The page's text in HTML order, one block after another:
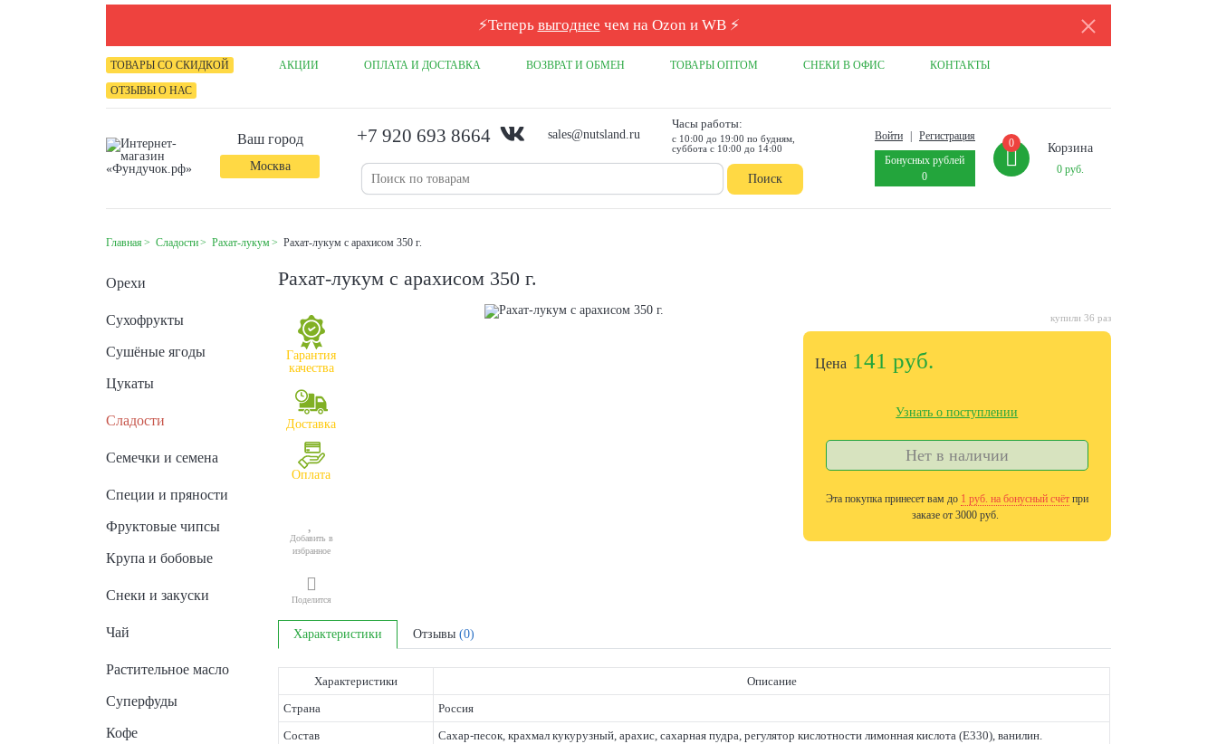
⚡Теперь выгоднее чем на Ozon и WB ⚡
ТОВАРЫ СО СКИДКОЙ АКЦИИ ОПЛАТА И ДОСТАВКА ВОЗВРАТ И ОБМЕН ТОВАРЫ ОПТОМ СНЕКИ В ОФИС
КОНТАКТЫ
ОТЗЫВЫ О НАС
Ваш город
Москва
+7 920 693 8664 sales@nutsland.ru
Часы работы:
с 10:00 до 19:00 по будням,
суббота с 10:00 до 14:00
Поиск
Войти
Регистрация
Бонусных рублей
0
0 Корзина
0руб.
Главная Сладости Рахат-лукум Рахат-лукум с арахисом 350 г.
Орехи
Сухофрукты
Сушёные ягоды
Цукаты
Сладости
Семечки и семена
Специи и пряности
Фруктовые чипсы
Крупа и бобовые
Снеки и закуски
Чай
Растительное масло
Суперфуды
Кофе
Рахат-лукум с арахисом 350 г.
Гарантия
качества
Доставка
Оплата
Добавить в
избранное
Поделится
купили 36 раз
Цена 141 руб.
Узнать о поступлении
Нет в наличии
Эта покупка принесет вам до 1 руб. на бонусный счётпри
заказе от 3000 руб.
Характеристики Отзывы (0)
Характеристики
Описание
Страна
Россия
Состав
Сахар-песок, крахмал кукурузный, арахис, сахарная пудра, регулятор кислотности лимонная кислота (E330), ванилин.